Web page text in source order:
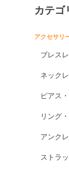
カテゴ
アクセサリ
ブレス
ネック
ピアス
リング
アンク
ストラ